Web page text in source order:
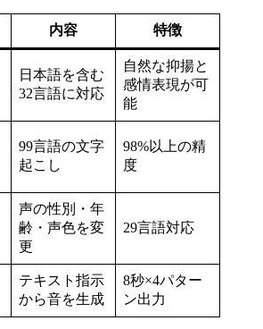
内容 特徴
日本語を含む
32言語に対応
自然な抑揚と
感情表現が可
能
99言語の文字
起こし
98%以上の精
度
声の性別・年
齢・声色を変
更
29言語対応
テキスト指示
から音を生成
8秒×4パター
ン出力